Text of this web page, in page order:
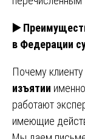
▶️
в Федерации
Почему
изъятии
работают
имеющие